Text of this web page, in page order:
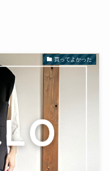
買ってよかった